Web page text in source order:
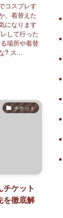
コスプレす
、着替えた
になります
して行った
場所や着替
? ス...
チケット
ケット
を徹底解